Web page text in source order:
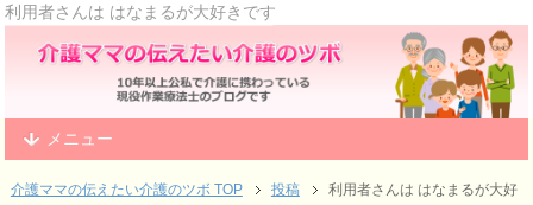
利用者さんは はなまるが大好きです
メニュー
介護ママの伝えたい介護のツボ TOP 投稿
利用者さんは はなまるが大好